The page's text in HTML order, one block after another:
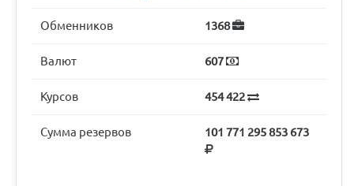
Обменников 1368
Валют 607
Курсов 454 422
Сумма резервов 101 771 295 853 673